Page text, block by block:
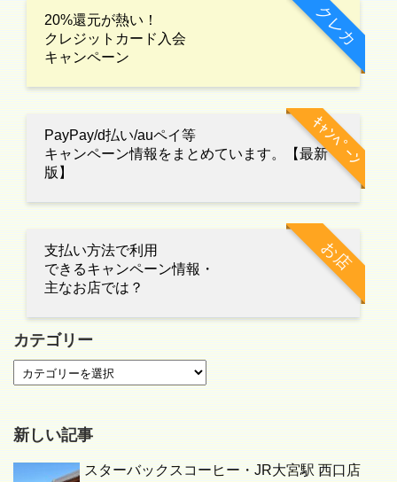
クレカ
20%還元が熱い！
クレジットカード入会
キャンペーン
ｷｬﾝﾍﾟｰﾝ
PayPay/d払い/auペイ等
キャンペーン情報をまとめています。【最新
版】
お店
支払い方法で利用
できるキャンペーン情報・
主なお店では？
カテゴリー
新しい記事
スターバックスコーヒー・JR大宮駅 西口店